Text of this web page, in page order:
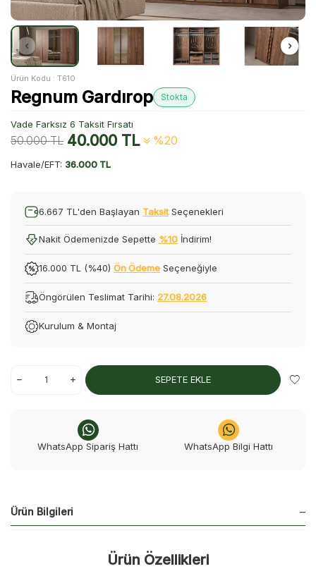
Ürün Kodu : T610
Regnum Gardırop Stokta
Vade Farksız 6 Taksit Fırsatı
50.000TL 40.000TL %20
Havale/EFT: 36.000 TL
6.667 TL'den Başlayan Taksit Seçenekleri
Nakit Ödemenizde Sepette %10 İndirim!
16.000 TL (%40) Ön Ödeme Seçeneğiyle
Öngörülen Teslimat Tarihi: 27.08.2026
Kurulum & Montaj
SEPETE EKLE
WhatsApp Sipariş Hattı WhatsApp Bilgi Hattı
Ürün Bilgileri
Ürün Özellikleri